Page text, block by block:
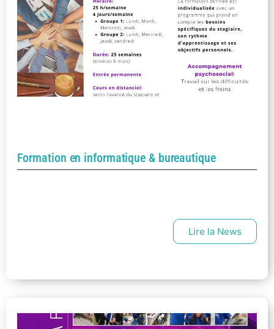
Formation en informatique & bureautique
Lire la News